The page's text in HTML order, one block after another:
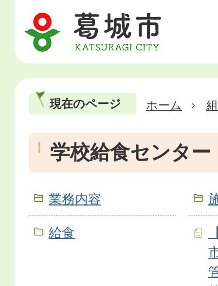
現在のページ ホーム
学校給食センター
業務内容
給食